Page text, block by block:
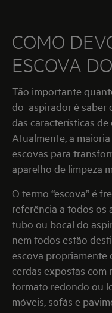
COMO
ESCOVA
Tão importante
do aspirador é saber
das características
Atualmente, a
escovas para
aparelho de limpeza
O termo “escova” é
referência a todos os
tubo ou bocal do
nem todos estão
escova propriamente
cerdas expostas com
formato redondo ou
móveis, sofás e